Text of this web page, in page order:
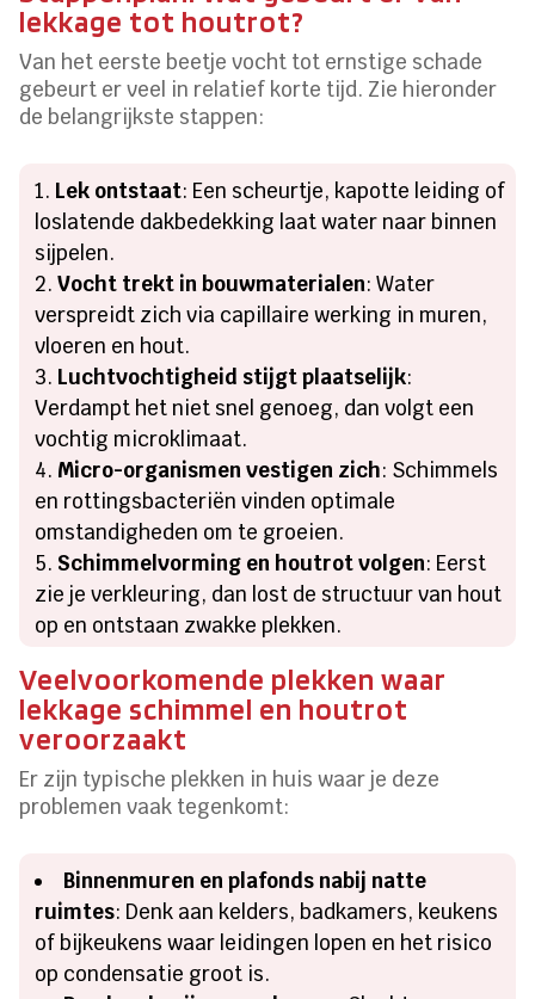
lekkage tot houtrot?
Van het eerste beetje vocht tot ernstige schade
gebeurt er veel in relatief korte tijd. Zie hieronder
de belangrijkste stappen:
Lek ontstaat: Een scheurtje, kapotte leiding of
loslatende dakbedekking laat water naar binnen
sijpelen.
Vocht trekt in bouwmaterialen: Water
verspreidt zich via capillaire werking in muren,
vloeren en hout.
Luchtvochtigheid stijgt plaatselijk:
Verdampt het niet snel genoeg, dan volgt een
vochtig microklimaat.
Micro-organismen vestigen zich: Schimmels
en rottingsbacteriën vinden optimale
omstandigheden om te groeien.
Schimmelvorming en houtrot volgen: Eerst
zie je verkleuring, dan lost de structuur van hout
op en ontstaan zwakke plekken.
Veelvoorkomende plekken waar
lekkage schimmel en houtrot
veroorzaakt
Er zijn typische plekken in huis waar je deze
problemen vaak tegenkomt:
Binnenmuren en plafonds nabij natte
ruimtes: Denk aan kelders, badkamers, keukens
of bijkeukens waar leidingen lopen en het risico
op condensatie groot is.